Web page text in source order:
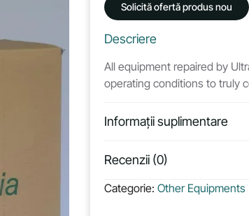
Solicită ofertă produs nou
Descriere
All equipment repaired by
operating conditions to truly
Informații suplimentare
Recenzii (0)
Categorie: Other Equipments